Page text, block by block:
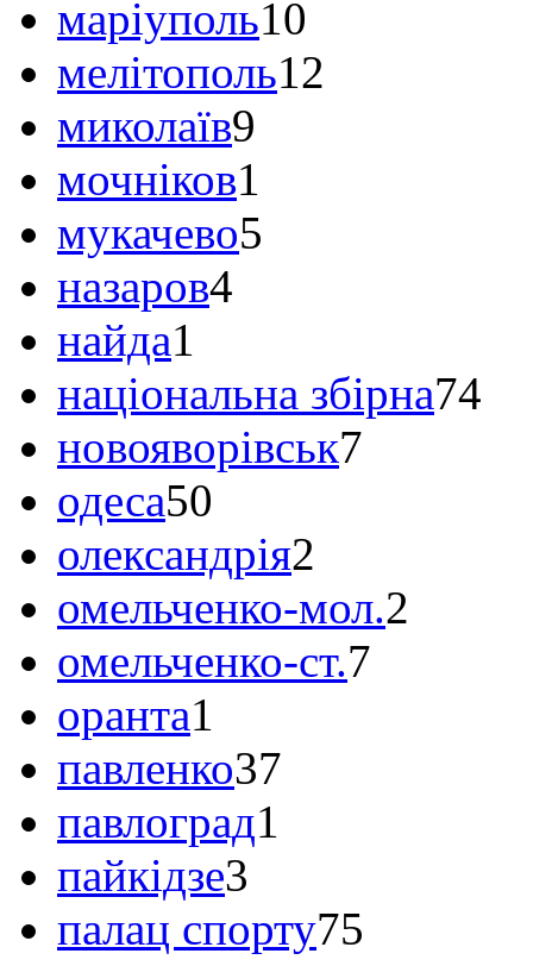
маріуполь10
мелітополь12
миколаїв9
мочніков1
мукачево5
назаров4
найда1
національна збірна74
новояворівськ7
одеса50
олександрія2
омельченко-мол.2
омельченко-ст.7
оранта1
павленко37
павлоград1
пайкідзе3
палац спорту75